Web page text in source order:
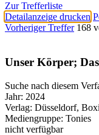
Zur Trefferliste
Detailanzeige drucken
Vorheriger Treffer 168
Unser Körper;
Suche nach diesem
Jahr: 2024
Verlag: Düsseldorf,
Mediengruppe: Tonies
nicht verfügbar